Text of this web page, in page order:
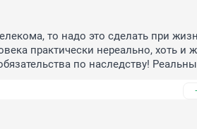
то надо это сделать при
практически нереально, хоть и
по наследству!